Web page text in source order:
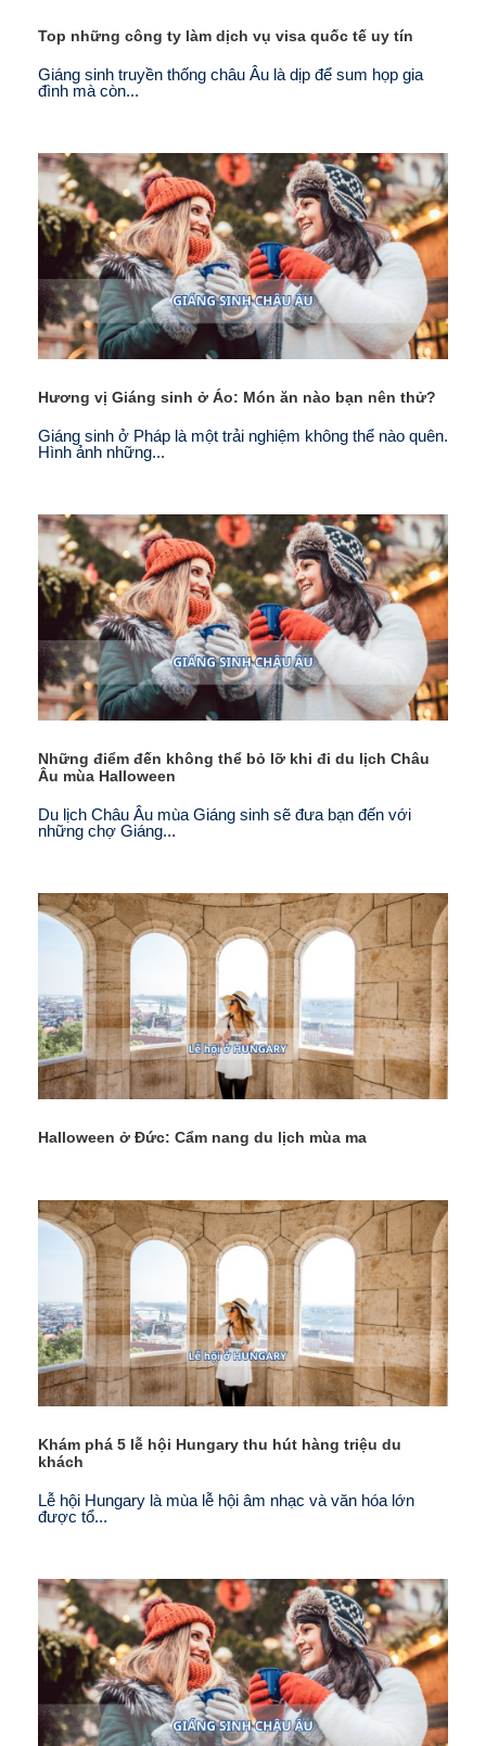
Top những công ty làm dịch vụ visa quốc tế uy tín
Giáng sinh truyền thống châu Âu là dịp để sum họp gia
đình mà còn...
Hương vị Giáng sinh ở Áo: Món ăn nào bạn nên thử?
Giáng sinh ở Pháp là một trải nghiệm không thể nào quên.
Hình ảnh những...
Những điểm đến không thể bỏ lỡ khi đi du lịch Châu
Âu mùa Halloween
Du lịch Châu Âu mùa Giáng sinh sẽ đưa bạn đến với
những chợ Giáng...
Halloween ở Đức: Cẩm nang du lịch mùa ma
Khám phá 5 lễ hội Hungary thu hút hàng triệu du
khách
Lễ hội Hungary là mùa lễ hội âm nhạc và văn hóa lớn
được tổ...